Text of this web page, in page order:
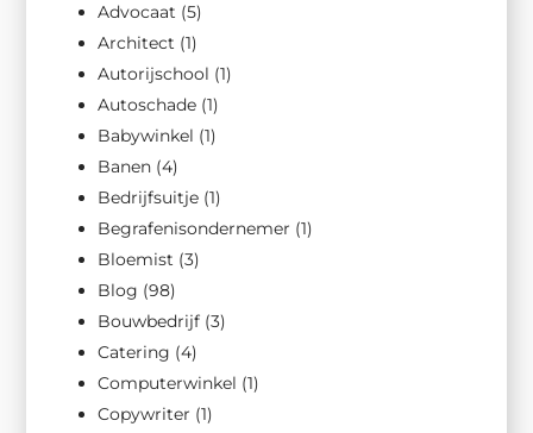
Advocaat (5)
Architect (1)
Autorijschool (1)
Autoschade (1)
Babywinkel (1)
Banen (4)
Bedrijfsuitje (1)
Begrafenisondernemer (1)
Bloemist (3)
Blog (98)
Bouwbedrijf (3)
Catering (4)
Computerwinkel (1)
Copywriter (1)